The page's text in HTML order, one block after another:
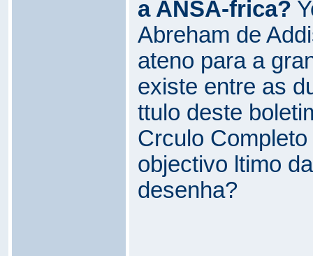
a ANSA-frica?
Abreham de
ateno para a
existe entre as
ttulo deste
Crculo
objectivo ltimo
desenha?